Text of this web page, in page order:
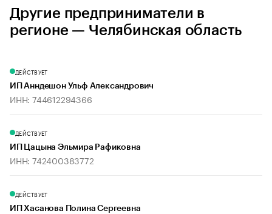
Другие предприниматели в
регионе — Челябинская область
ДЕЙСТВУЕТ
ИП Анндешон Ульф Александрович
ИНН: 744612294366
ДЕЙСТВУЕТ
ИП Цацына Эльмира Рафиковна
ИНН: 742400383772
ДЕЙСТВУЕТ
ИП Хасанова Полина Сергеевна